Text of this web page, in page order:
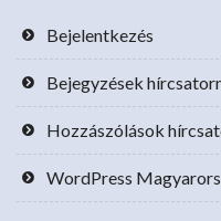
Bejelentkezés
Bejegyzések
Hozzászólások
WordPress